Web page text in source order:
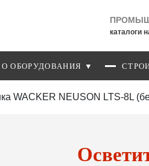
каталоги
ОБОРУДОВАНИЯ ▼
WACKER NEUSON LTS-8L